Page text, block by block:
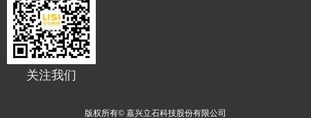
关注我们
版权所有© 嘉兴立石科技股份有限公司